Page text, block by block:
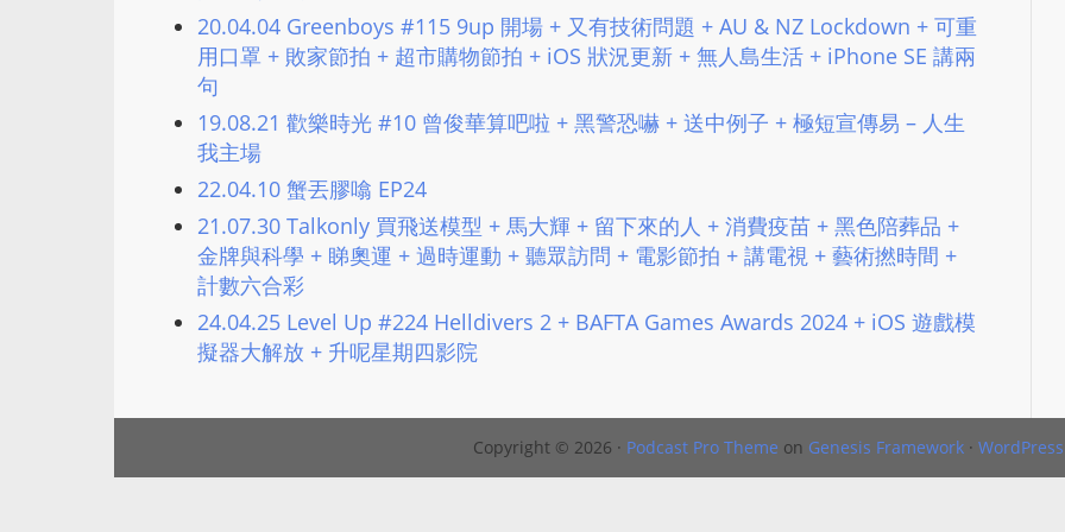
N
T
R
N
Z
talkonly
20.04.04 Greenboys #115 9up 開場 + 又有技術問題 + AU & NZ Lockdown + 可重
用口罩 + 敗家節拍 + 超市購物節拍 + iOS 狀況更新 + 無人島生活 + iPhone SE 講兩
句
19.08.21 歡樂時光 #10 曾俊華算吧啦 + 黑警恐嚇 + 送中例子 + 極短宣傳易 – 人生
我主場
22.04.10 蟹丟膠噏 EP24
21.07.30 Talkonly 買飛送模型 + 馬大輝 + 留下來的人 + 消費疫苗 + 黑色陪葬品 +
金牌與科學 + 睇奧運 + 過時運動​ + 聽眾訪問 + 電影節拍 + 講電視 + 藝術撚時間 +
計數六合彩
24.04.25 Level Up #224 Helldivers 2 + BAFTA Games Awards 2024 + iOS 遊戲模
擬器大解放 + 升呢星期四影院
Copyright © 2026 · Podcast Pro Theme on Genesis Framework· WordPress